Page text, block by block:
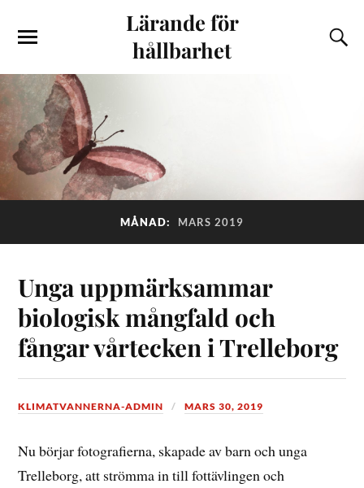
Lärande för
hållbarhet
MÅNAD: MARS 2019
Unga uppmärksammar
biologisk mångfald och
fångar vårtecken i Trelleborg
KLIMATVANNERNA-ADMIN MARS 30, 2019
Nu börjar fotografierna, skapade av barn och unga
Trelleborg, att strömma in till fottävlingen och